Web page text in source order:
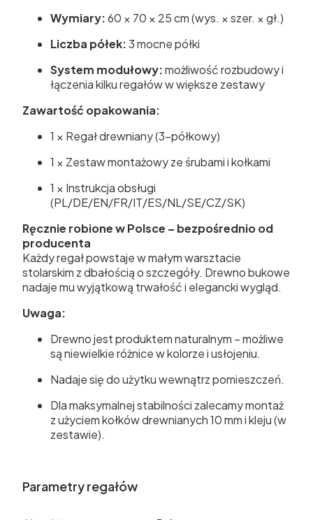
Wymiary:60 × 70 × 25 cm (wys. × szer. × gł.)
Liczba półek:3 mocne półki
System modułowy:możliwość rozbudowy i
łączenia kilku regałów w większe zestawy
Zawartość opakowania:
1 × Regał drewniany (3-półkowy)
1 × Zestaw montażowy ze śrubami i kołkami
1 × Instrukcja obsługi
(PL/DE/EN/FR/IT/ES/NL/SE/CZ/SK)
Ręcznie robione w Polsce – bezpośrednio od
producenta
Każdy regał powstaje w małym warsztacie
stolarskim z dbałością o szczegóły. Drewno bukowe
nadaje mu wyjątkową trwałość i elegancki wygląd.
Uwaga:
Drewno jest produktem naturalnym – możliwe
są niewielkie różnice w kolorze i usłojeniu.
Nadaje się do użytku wewnątrz pomieszczeń.
Dla maksymalnej stabilności zalecamy montaż
z użyciem kołków drewnianych 10 mm i kleju (w
zestawie).
Parametry regałów